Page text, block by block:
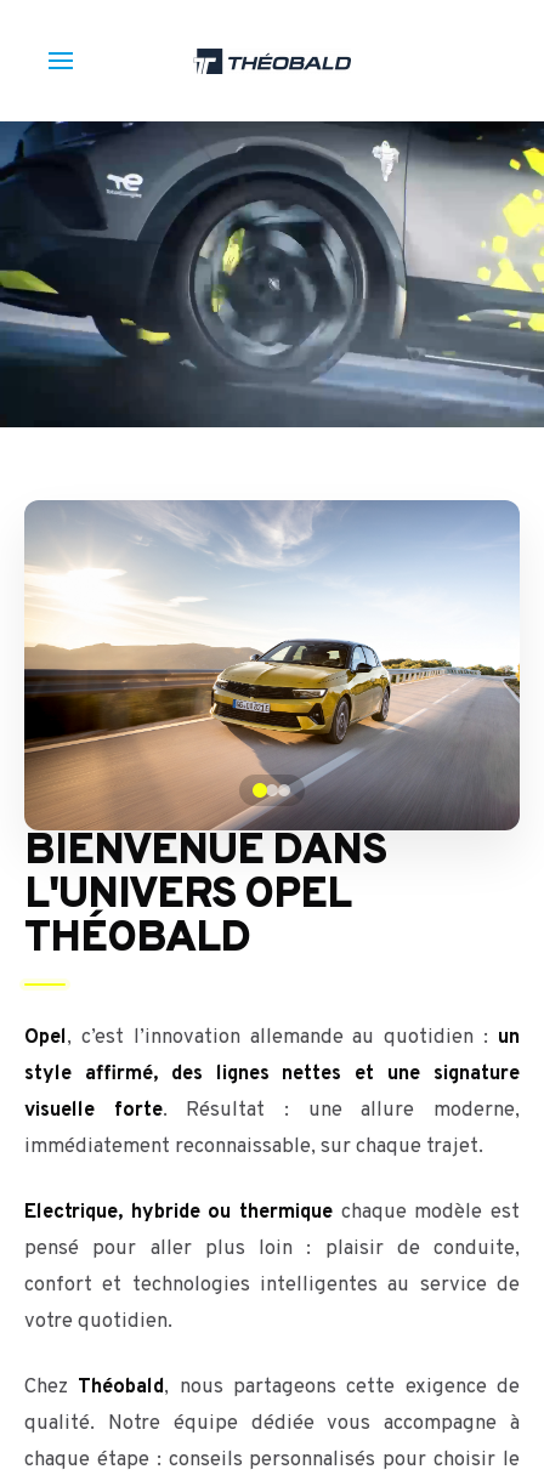
BIENVENUE DANS
L'UNIVERS OPEL
THÉOBALD
Opel, c’est l’innovation allemande au quotidien : un
style affirmé, des lignes nettes et une signature
visuelle forte. Résultat : une allure moderne,
immédiatement reconnaissable, sur chaque trajet.
Electrique, hybride ou thermique chaque modèle est
pensé pour aller plus loin : plaisir de conduite,
confort et technologies intelligentes au service de
votre quotidien.
Chez Théobald, nous partageons cette exigence de
qualité. Notre équipe dédiée vous accompagne à
chaque étape : conseils personnalisés pour choisir le